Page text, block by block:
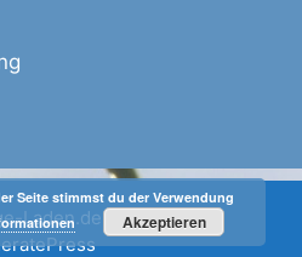
Laden.de• Powered by
Seite stimmst du der Verwendung
Akzeptieren